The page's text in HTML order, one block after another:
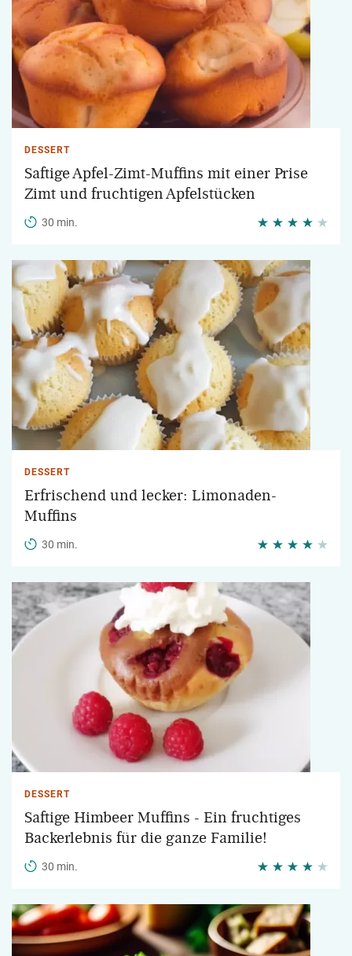
DESSERT
Saftige Apfel-Zimt-Muffins mit einer Prise
Zimt und fruchtigen Apfelstücken
30 min.
DESSERT
Erfrischend und lecker: Limonaden-
Muffins
30 min.
DESSERT
Saftige Himbeer Muffins - Ein fruchtiges
Backerlebnis für die ganze Familie!
30 min.